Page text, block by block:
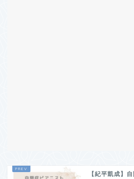
【紀平凱成】